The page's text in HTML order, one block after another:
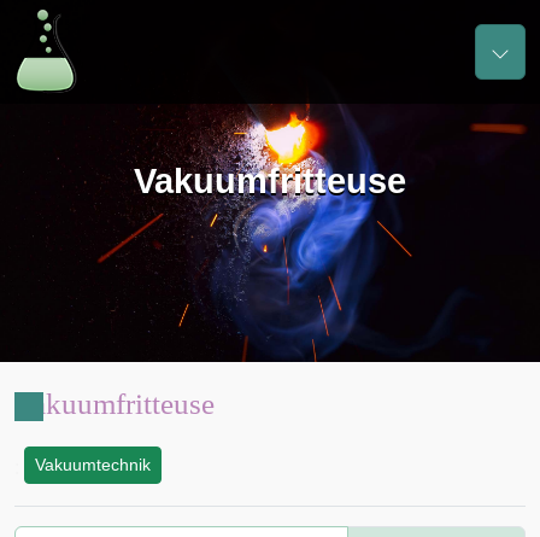
Vakuumfritteuse
Vakuumfritteuse
Vakuumtechnik